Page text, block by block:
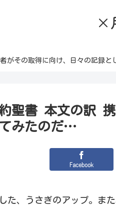
×
者がその取得に向け、日々の記
聖書 本文の訳
みたのだ…
Facebook
た、うさぎのアップ。ま